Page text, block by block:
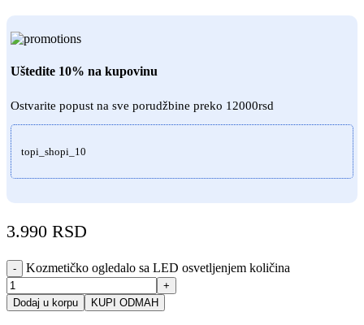
Uštedite 10% na kupovinu
Ostvarite popust na sve porudžbine preko 12000rsd
topi_shopi_10
3.990 RSD
- Kozmetičko ogledalo sa LED osvetljenjem količina
+
Dodaj u korpu
KUPI ODMAH